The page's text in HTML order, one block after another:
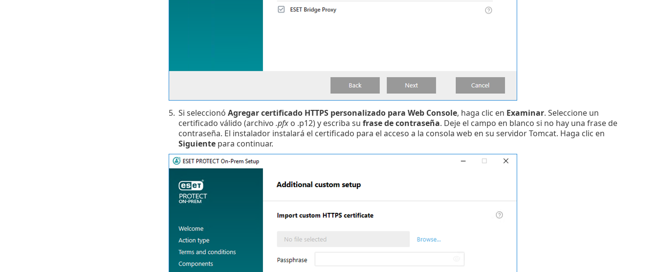
5. Si seleccionó Agregar certificado HTTPS personalizado para Web Console, haga clic en Examinar. Seleccione un
certificado válido (archivo .pfxo .p12) y escriba su frase de contraseña. Deje el campo en blanco si no hay una frase de
contraseña. El instalador instalará el certificado para el acceso a la consola web en su servidor Tomcat. Haga clic en
Siguientepara continuar.